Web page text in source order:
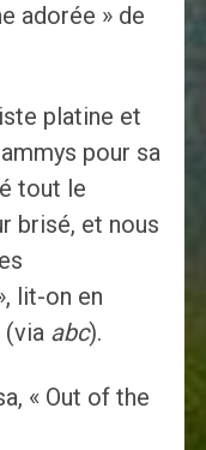
adorée » de
platine et
pour sa
tout le
brisé, et nous
lit-on en
(via abc).
« Out of the